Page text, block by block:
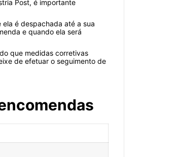
Post, é importante
é despachada até a sua
e quando ela será
que medidas corretivas
de efetuar o seguimento de